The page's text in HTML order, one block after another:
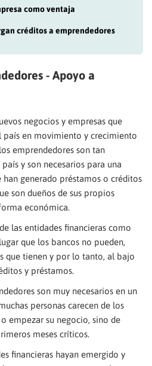
como ventaja
créditos a emprendedores
- Apoyo a
negocios y empresas que
en movimiento y crecimiento
emprendedores son tan
y son necesarios para una
han generado préstamos o créditos
son dueños de sus propios
económica.
las entidades financieras como
que los bancos no pueden,
que tienen y por lo tanto, al bajo
y préstamos.
son muy necesarios en un
personas carecen de los
empezar su negocio, sino de
meses críticos.
financieras hayan emergido y